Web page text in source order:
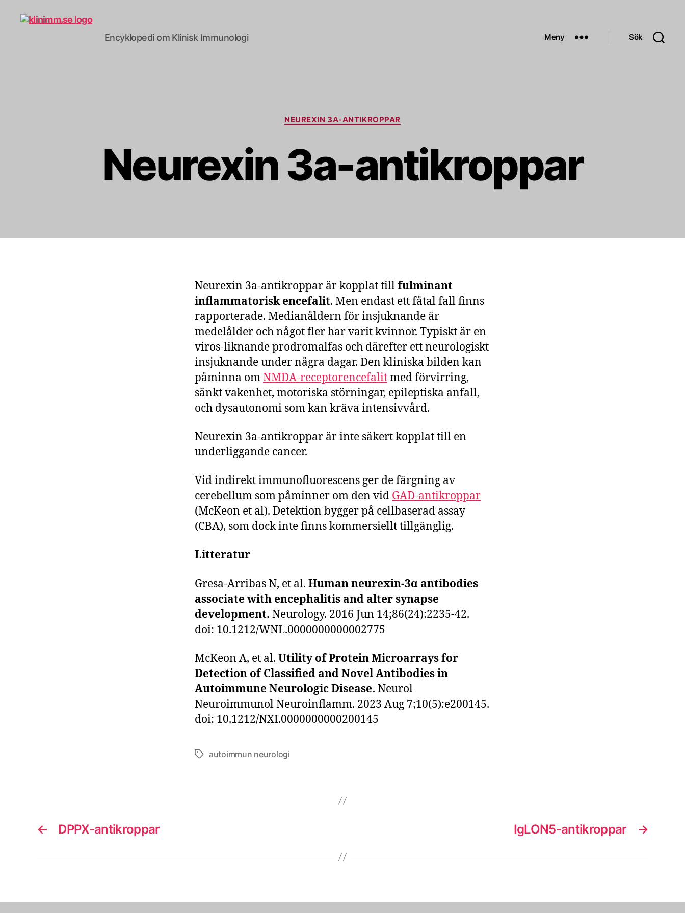
Encyklopedi om Klinisk Immunologi Meny Sök
Kategorier
NEUREXIN 3A-ANTIKROPPAR
Neurexin 3a-antikroppar
Neurexin 3a-antikroppar är kopplat tillfulminant
inflammatorisk encefalit. Men endast ett fåtal fall finns
rapporterade. Medianåldern för insjuknande är
medelålder och något fler har varit kvinnor. Typiskt är en
viros-liknande prodromalfas och därefter ett neurologiskt
insjuknande under några dagar. Den kliniska bilden kan
påminna omNMDA-receptorencefalitmed förvirring,
sänkt vakenhet, motoriska störningar, epileptiska anfall,
och dysautonomi som kan kräva intensivvård.
Neurexin 3a-antikroppar är inte säkert kopplat till en
underliggande cancer.
Vid indirekt immunofluorescens ger de färgning av
cerebellum som påminner om den vid GAD-antikroppar
(McKeon et al). Detektion bygger på cellbaserad assay
(CBA), som dock inte finns kommersiellt tillgänglig.
Litteratur
Gresa-Arribas N, et al. Human neurexin-3α antibodies
associate with encephalitis and alter synapse
development. Neurology. 2016 Jun 14;86(24):2235-42.
doi: 10.1212/WNL.0000000000002775
McKeon A, et al. Utility of Protein Microarrays for
Detection of Classified and Novel Antibodies in
Autoimmune Neurologic Disease. Neurol
Neuroimmunol Neuroinflamm. 2023 Aug 7;10(5):e200145.
doi: 10.1212/NXI.0000000000200145
Etiketter
autoimmun neurologi
← DPPX-antikroppar →
IgLON5-antikroppar